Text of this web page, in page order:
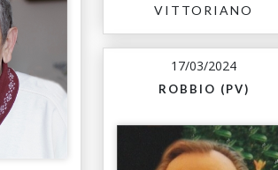
VITTORIANO
17/03/2024
ROBBIO (PV)